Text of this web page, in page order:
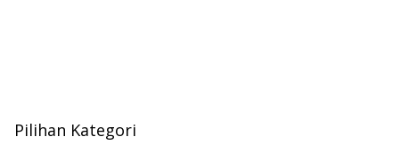
Pilihan Kategori